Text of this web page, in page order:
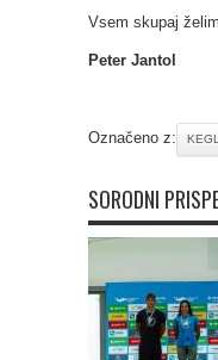
Vsem skupaj
Peter Jantol
Označeno z:
SORODNI